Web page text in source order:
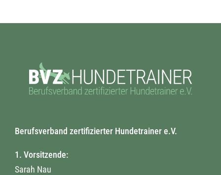
Berufsverband zertifizierter Hundetrainer e.V.
1. Vorsitzende:
Sarah Nau